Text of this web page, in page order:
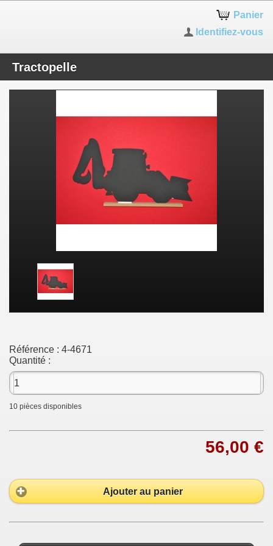
Panier
Identifiez-vous
Tractopelle
Référence : 4-4671
Quantité :
10 pièces disponibles
56,00 €
Ajouter au panier